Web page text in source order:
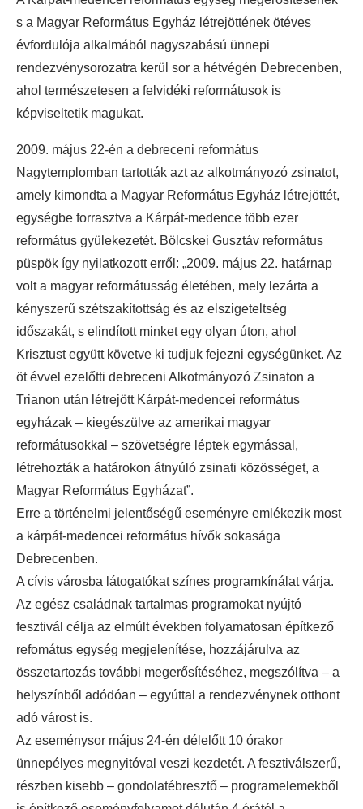
s a Magyar Református Egyház létrejöttének ötéves
évfordulója alkalmából nagyszabású ünnepi
rendezvénysorozatra kerül sor a hétvégén Debrecenben,
ahol természetesen a felvidéki reformátusok is
képviseltetik magukat.
2009. május 22-én a debreceni református
Nagytemplomban tartották azt az alkotmányozó zsinatot,
amely kimondta a Magyar Református Egyház létrejöttét,
egységbe forrasztva a Kárpát-medence több ezer
református gyülekezetét. Bölcskei Gusztáv református
püspök így nyilatkozott erről: „2009. május 22. határnap
volt a magyar reformátusság életében, mely lezárta a
kényszerű szétszakítottság és az elszigeteltség
időszakát, s elindított minket egy olyan úton, ahol
Krisztust együtt követve ki tudjuk fejezni egységünket. Az
öt évvel ezelőtti debreceni Alkotmányozó Zsinaton a
Trianon után létrejött Kárpát-medencei református
egyházak – kiegészülve az amerikai magyar
reformátusokkal – szövetségre léptek egymással,
létrehozták a határokon átnyúló zsinati közösséget, a
Magyar Református Egyházat”.
Erre a történelmi jelentőségű eseményre emlékezik most
a kárpát-medencei református hívők sokasága
Debrecenben.
A cívis városba látogatókat színes programkínálat várja.
Az egész családnak tartalmas programokat nyújtó
fesztivál célja az elmúlt években folyamatosan építkező
refomátus egység megjelenítése, hozzájárulva az
összetartozás további megerősítéséhez, megszólítva – a
helyszínből adódóan – egyúttal a rendezvénynek otthont
adó várost is.
Az eseménysor május 24-én délelőtt 10 órakor
ünnepélyes megnyitóval veszi kezdetét. A fesztiválszerű,
részben kisebb – gondolatébresztő – programelemekből